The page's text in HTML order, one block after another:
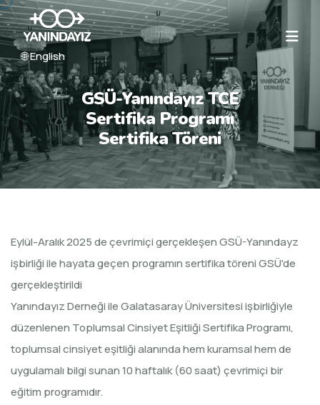
🌐 English
GSÜ-Yanındayız TCE
Sertifika Programı
Sertifika Töreni
Eylül-Aralık 2025 de çevrimiçi gerçekleşen GSÜ-Yanındayz
işbirliği ile hayata geçen programın sertifika töreni GSÜ'de
gerçekleştirildi
Yanındayız Derneği ile Galatasaray Üniversitesi işbirliğiyle
düzenlenen Toplumsal Cinsiyet Eşitliği Sertifika Programı,
toplumsal cinsiyet eşitliği alanında hem kuramsal hem de
uygulamalı bilgi sunan 10 haftalık (60 saat) çevrimiçi bir
eğitim programıdır.